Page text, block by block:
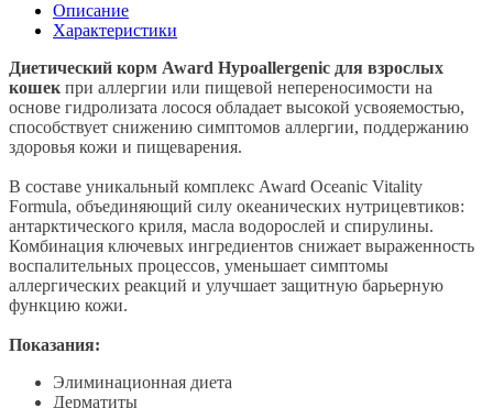
Описание
Характеристики
Диетический корм Award Hypoallergenic для взрослых
кошек при аллергии или пищевой непереносимости на
основе гидролизата лосося обладает высокой усвояемостью,
способствует снижению симптомов аллергии, поддержанию
здоровья кожи и пищеварения.
В составе уникальный комплекс Award Oceanic Vitality
Formula, объединяющий силу океанических нутрицевтиков:
антарктического криля, масла водорослей и спирулины.
Комбинация ключевых ингредиентов снижает выраженность
воспалительных процессов, уменьшает симптомы
аллергических реакций и улучшает защитную барьерную
функцию кожи.
Показания:
Элиминационная диета
Дерматиты